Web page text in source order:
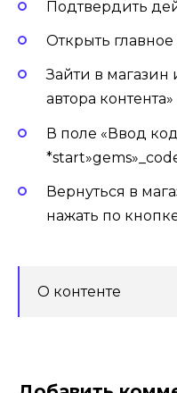
Подтвердить
Открыть
Зайти в
автора контента»
В поле «Ввод
Вернуться в
нажать по
О контенте